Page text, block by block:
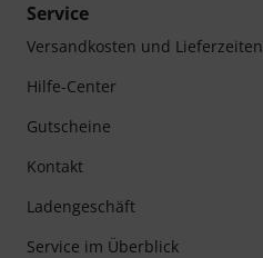
Service
Versandkosten und Lieferzeiten
Hilfe-Center
Gutscheine
Kontakt
Ladengeschäft
Service im Überblick